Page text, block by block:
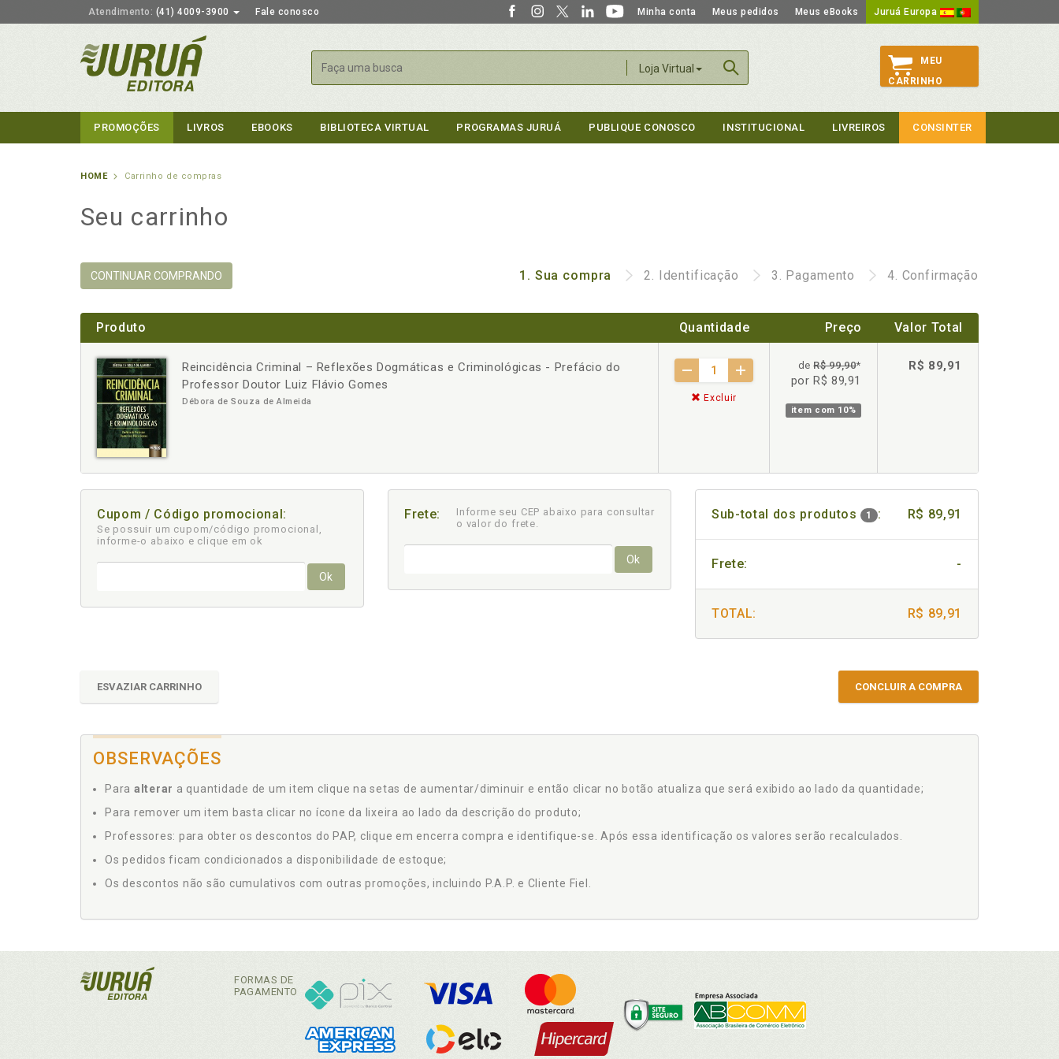
Atendimento: (41) 4009-3900 Fale conosco Minha conta Meus pedidos Meus eBooks Juruá Europa
Loja Virtual
Buscar
MEU
CARRINHO
PROMOÇÕES LIVROS EBOOKS BIBLIOTECA VIRTUAL PROGRAMAS JURUÁ PUBLIQUE CONOSCO INSTITUCIONAL LIVREIROS CONSINTER
HOME Carrinho de compras
Seu carrinho
CONTINUAR COMPRANDO 1. Sua compra 2. Identificação 3. Pagamento 4. Confirmação
Produto Quantidade Preço Valor Total
Reincidência Criminal – Reflexões Dogmáticas e Criminológicas - Prefácio do
Professor Doutor Luiz Flávio Gomes
Débora de Souza de Almeida
- +
Excluir
deR$ 99,90*
por R$ 89,91
item com 10%
R$ 89,91
Cupom / Código promocional:
Se possuir um cupom/código promocional,
informe-o abaixo e clique em ok
Ok
Frete:
Informe seu CEP abaixo para consultar
o valor do frete.
Ok
Sub-total dos produtos 1 : R$ 89,91
Frete: -
TOTAL: R$ 89,91
ESVAZIAR CARRINHO CONCLUIR A COMPRA
OBSERVAÇÕES
Para alterar a quantidade de um item clique na setas de aumentar/diminuir e então clicar no botão atualiza que será exibido ao lado da quantidade;
Para remover um item basta clicar no ícone da lixeira ao lado da descrição do produto;
Professores: para obter os descontos do PAP, clique em encerra compra e identifique-se. Após essa identificação os valores serão recalculados.
Os pedidos ficam condicionados a disponibilidade de estoque;
Os descontos não são cumulativos com outras promoções, incluindo P.A.P. e Cliente Fiel.
FORMAS DE
PAGAMENTO